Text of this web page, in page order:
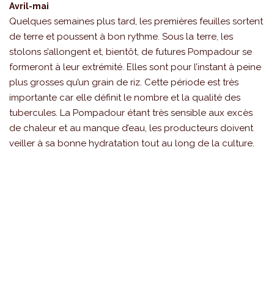
Avril-mai
Quelques semaines plus tard, les premières feuilles sortent
de terre et poussent à bon rythme. Sous la terre, les
stolons s’allongent et, bientôt, de futures Pompadour se
formeront à leur extrémité. Elles sont pour l’instant à peine
plus grosses qu’un grain de riz. Cette période est très
importante car elle définit le nombre et la qualité des
tubercules. La Pompadour étant très sensible aux excès
de chaleur et au manque d’eau, les producteurs doivent
veiller à sa bonne hydratation tout au long de la culture.